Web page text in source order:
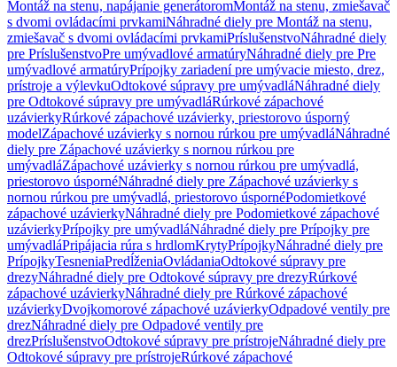
Montáž na stenu, napájanie generátoromMontáž na stenu, zmiešavač
s dvomi ovládacími prvkamiNáhradné diely pre Montáž na stenu,
zmiešavač s dvomi ovládacími prvkamiPríslušenstvoNáhradné diely
pre PríslušenstvoPre umývadlové armatúryNáhradné diely pre Pre
umývadlové armatúryPrípojky zariadení pre umývacie miesto, drez,
prístroje a výlevkuOdtokové súpravy pre umývadláNáhradné diely
pre Odtokové súpravy pre umývadláRúrkové zápachové
uzávierkyRúrkové zápachové uzávierky, priestorovo úsporný
modelZápachové uzávierky s nornou rúrkou pre umývadláNáhradné
diely pre Zápachové uzávierky s nornou rúrkou pre
umývadláZápachové uzávierky s nornou rúrkou pre umývadlá,
priestorovo úspornéNáhradné diely pre Zápachové uzávierky s
nornou rúrkou pre umývadlá, priestorovo úspornéPodomietkové
zápachové uzávierkyNáhradné diely pre Podomietkové zápachové
uzávierkyPrípojky pre umývadláNáhradné diely pre Prípojky pre
umývadláPripájacia rúra s hrdlomKrytyPrípojkyNáhradné diely pre
PrípojkyTesneniaPredĺženiaOvládaniaOdtokové súpravy pre
drezyNáhradné diely pre Odtokové súpravy pre drezyRúrkové
zápachové uzávierkyNáhradné diely pre Rúrkové zápachové
uzávierkyDvojkomorové zápachové uzávierkyOdpadové ventily pre
drezNáhradné diely pre Odpadové ventily pre
drezPríslušenstvoOdtokové súpravy pre prístrojeNáhradné diely pre
Odtokové súpravy pre prístrojeRúrkové zápachové